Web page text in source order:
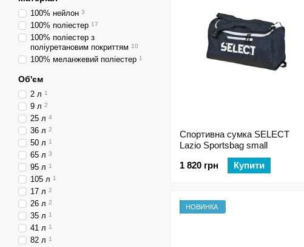
Спортивна сумка SELECT
Lazio Sportsbag small
1 820 грн
Купити
НОВИНКА
100% нейлон 3
100% поліестер 17
100% поліестер з
поліуретановим покриттям 10
100% меланжевий поліестер 1
Об'єм
2 л 1
9 л 2
25 л 4
36 л 2
50 л 1
65 л 3
95 л 1
105 л 1
17 л 2
26 л 2
35 л 1
41 л 1
82 л 1